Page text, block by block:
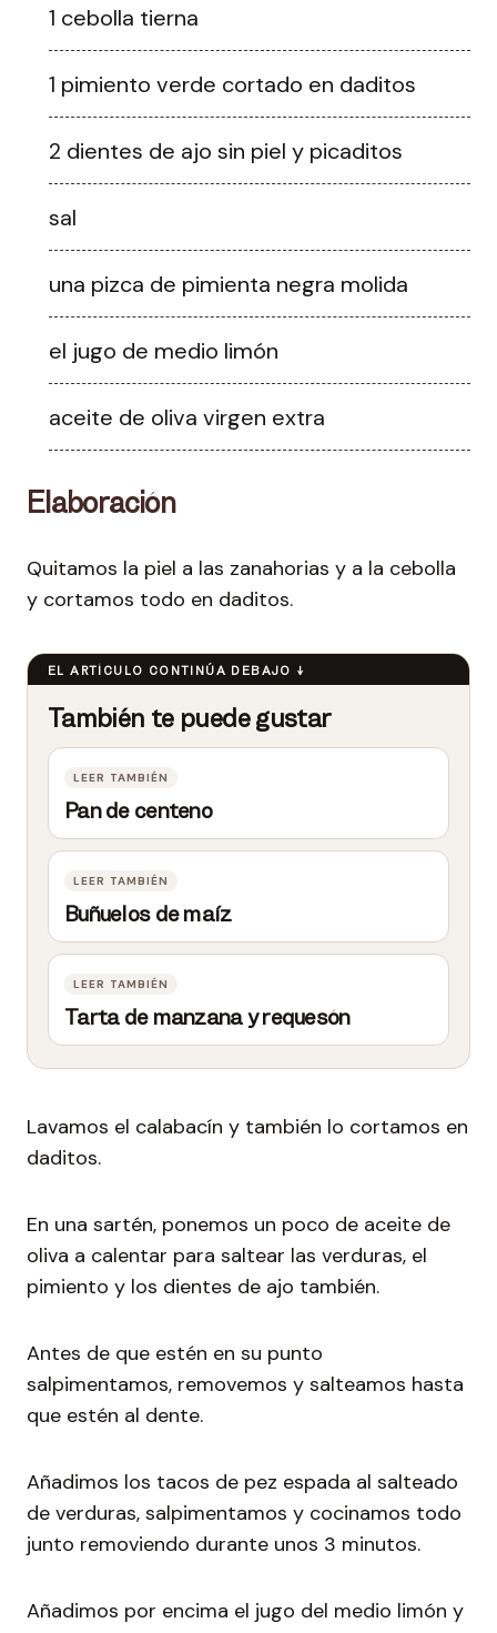
1 cebolla tierna
1 pimiento verde cortado en daditos
2 dientes de ajo sin piel y picaditos
sal
una pizca de pimienta negra molida
el jugo de medio limón
aceite de oliva virgen extra
Elaboración
Quitamos la piel a las zanahorias y a la cebolla
y cortamos todo en daditos.
Pan de centeno
Buñuelos de maíz
Tarta de manzana y requesón
Lavamos el calabacín y también lo cortamos en
daditos.
En una sartén, ponemos un poco de aceite de
oliva a calentar para saltear las verduras, el
pimiento y los dientes de ajo también.
Antes de que estén en su punto
salpimentamos, removemos y salteamos hasta
que estén al dente.
Añadimos los tacos de pez espada al salteado
de verduras, salpimentamos y cocinamos todo
junto removiendo durante unos 3 minutos.
Añadimos por encima el jugo del medio limón y